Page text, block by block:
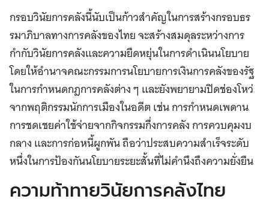
กรอบวินัยการคลังนี้นับเป็นก้าวสำคัญในการสร้างกรอบธร
รมาภิบาลทางการคลังของไทย จะสร้างสมดุลระหว่างการ
กำกับวินัยการคลังและความยืดหยุ่นในการดำเนินนโยบาย
โดยให้อำนาจคณะกรรมการนโยบายการเงินการคลังของรัฐ
ในการกำหนดกฎการคลังต่าง ๆ และยังพยายามปิดช่องโหว่
จากพฤติกรรมนักการเมืองในอดีต เช่น การกำหนดเพดาน
การชดเชยค่าใช้จ่ายจากกิจกรรมกึ่งการคลัง การควบคุมงบ
กลาง และการก่อหนี้ผูกพัน ถือว่าประสบความสำเร็จระดับ
หนึ่งในการป้องกันนโยบายระยะสั้นที่ไม่คำนึงถึงความยั่งยืน
ความท้าทายวินัยการคลังไทย